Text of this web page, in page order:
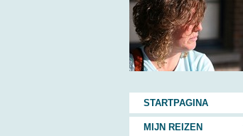
STARTPAGINA
MIJN REIZEN